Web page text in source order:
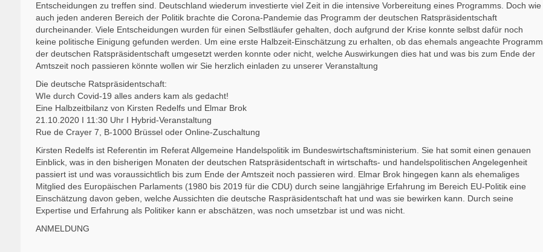
Entscheidungen zu treffen sind. Deutschland wiederum investierte viel Zeit in die intensive Vorbereitung eines Programms. Doch wie
auch jeden anderen Bereich der Politik brachte die Corona-Pandemie das Programm der deutschen Ratspräsidentschaft
durcheinander. Viele Entscheidungen wurden für einen Selbstläufer gehalten, doch aufgrund der Krise konnte selbst dafür noch
keine politische Einigung gefunden werden. Um eine erste Halbzeit-Einschätzung zu erhalten, ob das ehemals angeachte Programm
der deutschen Ratspräsidentschaft umgesetzt werden konnte oder nicht, welche Auswirkungen dies hat und was bis zum Ende der
Amtszeit noch passieren könnte wollen wir Sie herzlich einladen zu unserer Veranstaltung
Die deutsche Ratspräsidentschaft:
WIe durch Covid-19 alles anders kam als gedacht!
Eine Halbzeitbilanz von Kirsten Redelfs und Elmar Brok
21.10.2020 I 11:30 Uhr I Hybrid-Veranstaltung
Rue de Crayer 7, B-1000 Brüssel oder Online-Zuschaltung
Kirsten Redelfs ist Referentin im Referat Allgemeine Handelspolitik im Bundeswirtschaftsministerium. Sie hat somit einen genauen
Einblick, was in den bisherigen Monaten der deutschen Ratspräsidentschaft in wirtschafts- und handelspolitischen Angelegenheit
passiert ist und was voraussichtlich bis zum Ende der Amtszeit noch passieren wird. Elmar Brok hingegen kann als ehemaliges
Mitglied des Europäischen Parlaments (1980 bis 2019 für die CDU) durch seine langjährige Erfahrung im Bereich EU-Politik eine
Einschätzung davon geben, welche Aussichten die deutsche Raspräsidentschaft hat und was sie bewirken kann. Durch seine
Expertise und Erfahrung als Politiker kann er abschätzen, was noch umsetzbar ist und was nicht.
ANMELDUNG